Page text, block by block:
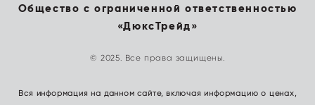
Общество с ограниченной ответственностью
«ДюксТрейд»
© 2025. Все права защищены.
Вся информация на данном сайте, включая информацию о ценах,